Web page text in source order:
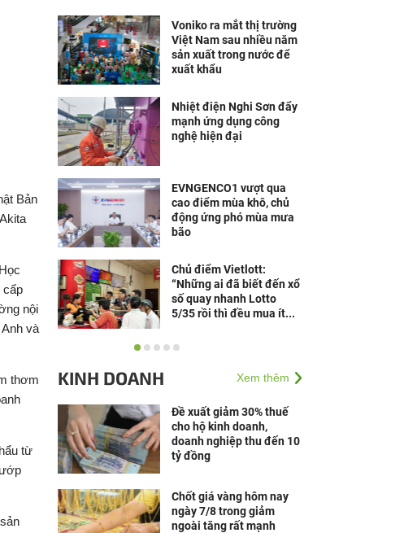
Bản
cấp
nội
và
thơm
từ
Voniko ra mắt thị trường
Việt Nam sau nhiều năm
sản xuất trong nước để
xuất khẩu
Nhiệt điện Nghi Sơn đẩy
mạnh ứng dụng công
nghệ hiện đại
EVNGENCO1 vượt qua
cao điểm mùa khô, chủ
động ứng phó mùa mưa
bão
Chủ điểm Vietlott:
“Những ai đã biết đến xổ
số quay nhanh Lotto
5/35 rồi thì đều mua ít...
HeleH thương hiệu mang
KINH DOANH Xem thêm
Đề xuất giảm 30% thuế
cho hộ kinh doanh,
doanh nghiệp thu đến 10
tỷ đồng
Chốt giá vàng hôm nay
ngày 7/8 trong giảm
ngoài tăng rất mạnh